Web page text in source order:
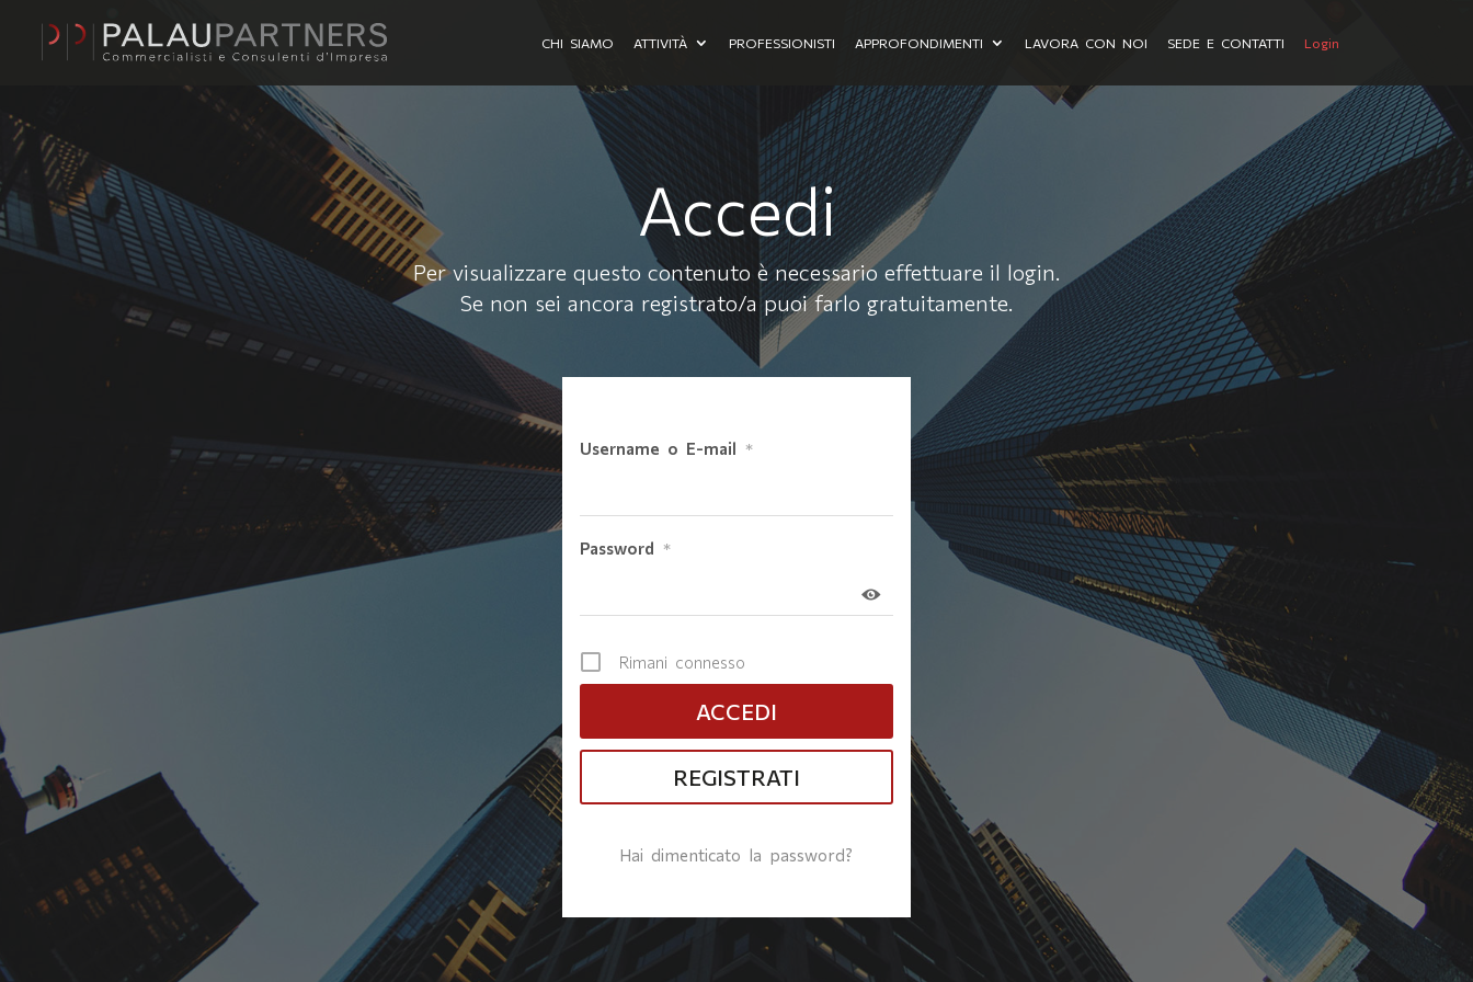
CHI SIAMO ATTIVITÀ PROFESSIONISTI APPROFONDIMENTI LAVORA CON NOI SEDE E CONTATTI Login
Accedi
Per visualizzare questo contenuto è necessario effettuare il login.
Se non sei ancora registrato/a puoi farlo gratuitamente.
Username o E-mail *
Password *
Rimani connesso
REGISTRATI
Hai dimenticato la password?